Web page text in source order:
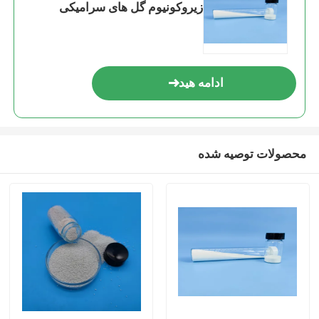
زیروکونیوم گل های سرامیکی
ادامه هید
محصولات توصیه شده